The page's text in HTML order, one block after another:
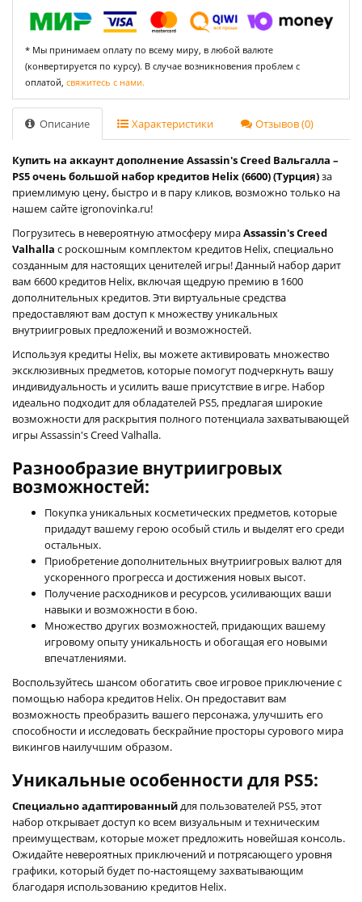
* Мы принимаем оплату по всему миру, в любой валюте
(конвертируется по курсу). В случае возникновения проблем с
оплатой, свяжитесь с нами.
Описание Характеристики Отзывов (0)
Купить на аккаунт дополнение Assassin's Creed Вальгалла –
PS5 очень большой набор кредитов Helix (6600) (Турция)за
приемлимую цену, быстро и в пару кликов, возможно только на
нашем сайте igronovinka.ru!
Погрузитесь в невероятную атмосферу мираAssassin's Creed
Valhalla с роскошным комплектом кредитов Helix, специально
созданным для настоящих ценителей игры! Данный набор дарит
вам 6600 кредитов Helix, включая щедрую премию в 1600
дополнительных кредитов. Эти виртуальные средства
предоставляют вам доступ к множеству уникальных
внутриигровых предложений и возможностей.
Используя кредиты Helix, вы можете активировать множество
эксклюзивных предметов, которые помогут подчеркнуть вашу
индивидуальность и усилить ваше присутствие в игре. Набор
идеально подходит для обладателей PS5, предлагая широкие
возможности для раскрытия полного потенциала захватывающей
игры Assassin's Creed Valhalla.
Разнообразие внутриигровых
возможностей:
Покупка уникальных косметических предметов, которые
придадут вашему герою особый стиль и выделят его среди
остальных.
Приобретение дополнительных внутриигровых валют для
ускоренного прогресса и достижения новых высот.
Получение расходников и ресурсов, усиливающих ваши
навыки и возможности в бою.
Множество других возможностей, придающих вашему
игровому опыту уникальность и обогащая его новыми
впечатлениями.
Воспользуйтесь шансом обогатить свое игровое приключение с
помощью набора кредитов Helix. Он предоставит вам
возможность преобразить вашего персонажа, улучшить его
способности и исследовать бескрайние просторы сурового мира
викингов наилучшим образом.
Уникальные особенности для PS5:
Специально адаптированныйдля пользователей PS5, этот
набор открывает доступ ко всем визуальным и техническим
преимуществам, которые может предложить новейшая консоль.
Ожидайте невероятных приключений и потрясающего уровня
графики, который будет по-настоящему захватывающим
благодаря использованию кредитов Helix.